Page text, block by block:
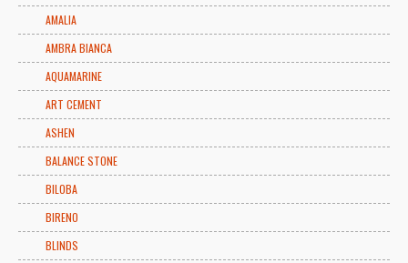
AMALIA
AMBRA BIANCA
AQUAMARINE
ART CEMENT
ASHEN
BALANCE STONE
BILOBA
BIRENO
BLINDS